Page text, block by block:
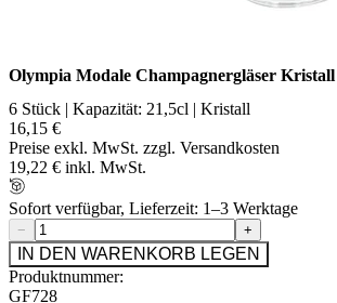
Olympia Modale Champagnergläser Kristall
6 Stück | Kapazität: 21,5cl | Kristall
16,15 €
Preise exkl. MwSt. zzgl. Versandkosten
19,22 € inkl. MwSt.
Sofort verfügbar, Lieferzeit: 1–3 Werktage
− +
IN DEN WARENKORB LEGEN
Produktnummer:
GF728